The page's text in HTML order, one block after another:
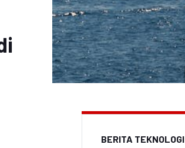
BERITA TEKNOLOGI